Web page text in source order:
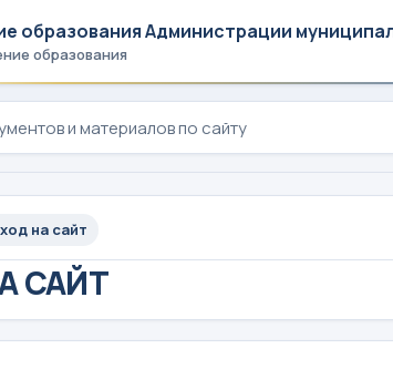
образования Администрации
образования
на сайт
САЙТ